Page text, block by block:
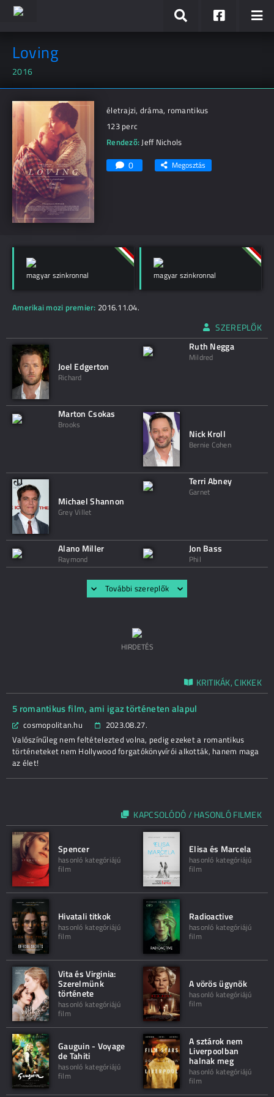
Loving
2016
életrajzi, dráma, romantikus
123 perc
Rendező:Jeff Nichols
0 Megosztás
magyar szinkronnal magyar szinkronnal
Amerikai mozi premier: 2016.11.04.
SZEREPLŐK
Joel Edgerton
Richard
Ruth Negga
Mildred
Marton Csokas
Brooks
Nick Kroll
Bernie Cohen
Michael Shannon
Grey Villet
Terri Abney
Garnet
Alano Miller
Raymond
Jon Bass
Phil
További szereplők
HIRDETÉS
KRITIKÁK, CIKKEK
5 romantikus film, ami igaz történeten alapul
cosmopolitan.hu
2023.08.27.
Valószínűleg nem feltételezted volna, pedig ezeket a romantikus
történeteket nem Hollywood forgatókönyvírói alkották, hanem maga
az élet!
KAPCSOLÓDÓ / HASONLÓ FILMEK
Spencer
hasonló kategóriájú
film
Elisa és Marcela
hasonló kategóriájú
film
Hivatali titkok
hasonló kategóriájú
film
Radioactive
hasonló kategóriájú
film
Vita és Virginia:
Szerelmünk
története
hasonló kategóriájú
film
A vörös ügynök
hasonló kategóriájú
film
Gauguin - Voyage
de Tahiti
hasonló kategóriájú
film
A sztárok nem
Liverpoolban
halnak meg
hasonló kategóriájú
film